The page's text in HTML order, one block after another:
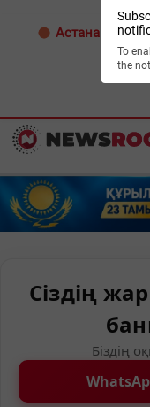
To
the
Астана: 32°C
Сіздің
Біздің